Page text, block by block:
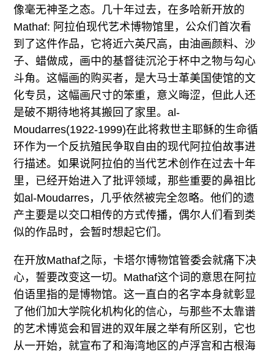
像毫无神圣之态。几十年过去，在多哈新开放的
Mathaf: 阿拉伯现代艺术博物馆里，公众们首次看
到了这件作品，它将近六英尺高，由油画颜料、沙
子、蜡做成，画中的基督徒沉沦于杯中之物与勾心
斗角。这幅画的购买者，是大马士革美国使馆的文
化专员，这幅画尺寸的笨重，意义晦涩，但此人还
是破不期待地将其搬回了家里。al-
Moudarres(1922-1999)在此将救世主耶稣的生命循
环作为一个反抗殖民争取自由的现代阿拉伯故事进
行描述。如果说阿拉伯的当代艺术创作在过去十年
里，已经开始进入了批评领域，那些重要的鼻祖比
如al-Moudarres，几乎依然被完全忽略。他们的遗
产主要是以交口相传的方式传播，偶尔人们看到类
似的作品时，会暂时想起它们。
在开放Mathaf之际，卡塔尔博物馆管委会就痛下决
心，誓要改变这一切。Mathaf这个词的意思在阿拉
伯语里指的是博物馆。这一直白的名字本身就彰显
了他们加大学院化机构化的信心，与那些不太靠谱
的艺术博览会和冒进的双年展之举有所区别，它也
从一开始，就宣布了和海湾地区的卢浮宫和古根海